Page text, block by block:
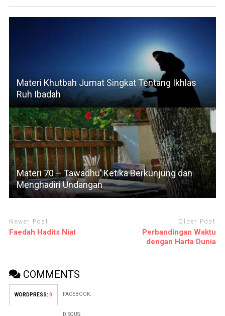
Materi Khutbah Jumat Singkat Tentang Ikhlas
Ruh Ibadah
Materi 70 – Tawadhu’ Ketika Berkunjung dan
Menghadiri Undangan
Newer Post
Faedah Hadits Niat
Older Post
Perbandingan Waktu
dengan Harta Dunia
COMMENTS
WORDPRESS: 0 FACEBOOK:
DISQUS: